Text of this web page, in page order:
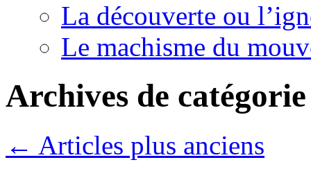
La découverte ou
Le machisme du
Archives de
← Articles plus anciens